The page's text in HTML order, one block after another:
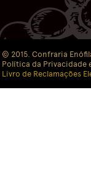
© 2015. Confraria
Política da Privacidade
Livro de Reclamações